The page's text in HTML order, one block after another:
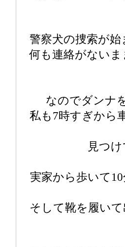
警察犬の捜索が
何も連絡がない
なのでダンナ
私も7時すぎから
見つ
実家から歩いて
そして靴を履い